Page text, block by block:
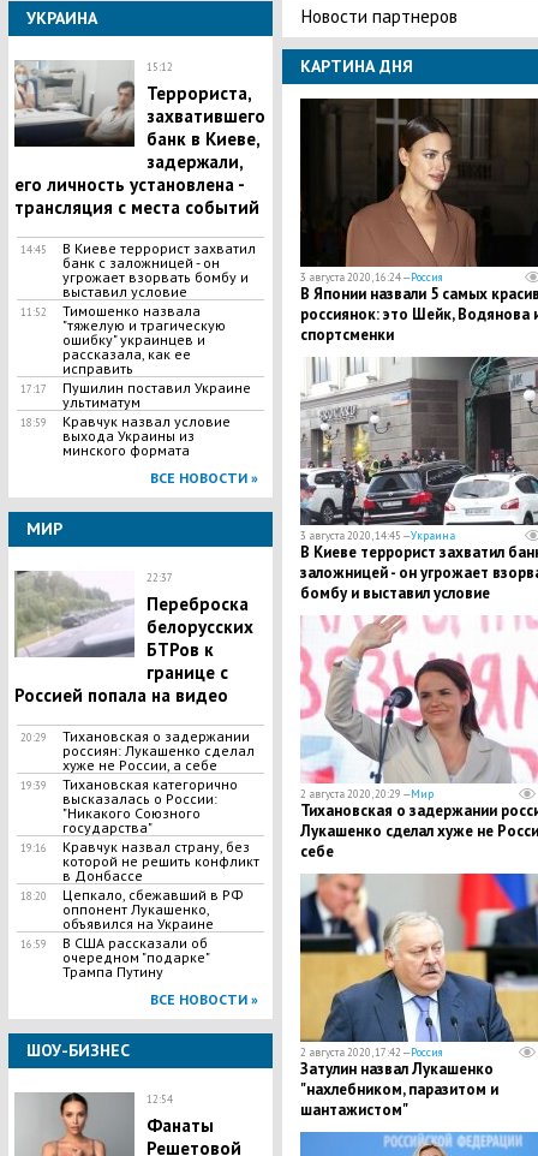
УКРАИНА
15:12
Террориста,
захватившего
банк в Киеве,
задержали,
его личность установлена -
трансляция с места событий
14:45
В Киеве террорист захватил
банк с заложницей - он
угрожает взорвать бомбу и
выставил условие
11:52
Тимошенко назвала
"тяжелую и трагическую
ошибку" украинцев и
рассказала, как ее
исправить
17:17
Пушилин поставил Украине
ультиматум
18:59
Кравчук назвал условие
выхода Украины из
минского формата
ВСЕ НОВОСТИ »
МИР
22:37
Переброска
белорусских
БТРов к
границе с
Россией попала на видео
20:29
Тихановская о задержании
россиян: Лукашенко сделал
хуже не России, а себе
19:39
Тихановская категорично
высказалась о России:
"Никакого Союзного
государства"
19:16
Кравчук назвал страну, без
которой не решить конфликт
в Донбассе
18:20
Цепкало, сбежавший в РФ
оппонент Лукашенко,
объявился на Украине
16:59
В США рассказали об
очередном "подарке"
Трампа Путину
ВСЕ НОВОСТИ »
ШОУ-БИЗНЕС
12:54
Фанаты
Решетовой
Новости партнеров
КАРТИНА ДНЯ
3 августа 2020, 16:24 —Россия
В Японии назвали 5 самых
россиянок: это Шейк, Водянова
спортсменки
3 августа 2020, 14:45 —Украина
В Киеве террорист захватил
заложницей - он угрожает
бомбу и выставил условие
2 августа 2020, 20:29 —Мир
Тихановская о задержании
Лукашенко сделал хуже не
себе
2 августа 2020, 17:42 —Россия
Затулин назвал Лукашенко
"нахлебником, паразитом и
шантажистом"